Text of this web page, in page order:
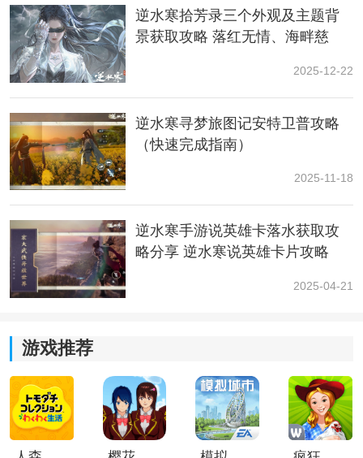
如下：
三、五子棋残局三攻略
1、神秘残局
叫他“棋痴”。
五子棋残局三我们要面对的是陶陶镇的棋痴，具体解法
如下：
逆水寒拾芳录三个外观及主题背
景获取攻略 落红无情、海畔慈
2025-12-22
逆水寒寻梦旅图记安特卫普攻略
（快速完成指南）
2025-11-18
逆水寒手游说英雄卡落水获取攻
略分享 逆水寒说英雄卡片攻略
2025-04-21
游戏推荐